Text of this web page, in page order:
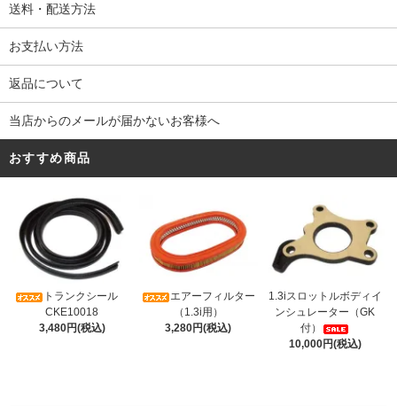
送料・配送方法
お支払い方法
返品について
当店からのメールが届かないお客様へ
おすすめ商品
トランクシール
CKE10018
3,480円(税込)
エアーフィルター
（1.3i用）
3,280円(税込)
1.3iスロットルボディイ
ンシュレーター（GK
付）
10,000円(税込)